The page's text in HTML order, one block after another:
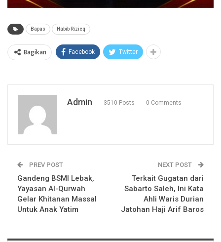
Bapas Habib Rizieq
Bagikan Facebook Twitter
Admin 3510 Posts 0 Comments
PREV POST
Gandeng BSMI Lebak,
Yayasan Al-Qurwah
Gelar Khitanan Massal
Untuk Anak Yatim
NEXT POST
Terkait Gugatan dari
Sabarto Saleh, Ini Kata
Ahli Waris Durian
Jatohan Haji Arif Baros